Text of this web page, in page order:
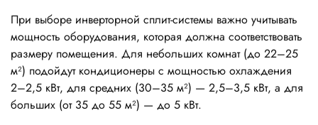
При выборе инверторной сплит-системы важно учитывать
мощность оборудования, которая должна соответствовать
размеру помещения. Для небольших комнат (до 22–25
м²) подойдут кондиционеры с мощностью охлаждения
2–2,5 кВт, для средних (30–35 м²) — 2,5–3,5 кВт, а для
больших (от 35 до 55 м²) — до 5 кВт.